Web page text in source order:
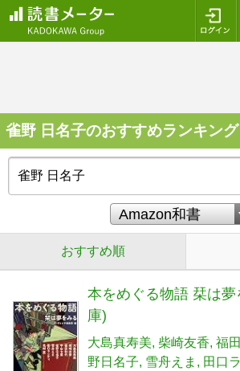
雀野 日名子のおすすめランキング
おすすめ順
本をめぐる物語 栞は
庫)
大島真寿美 柴崎友香 福
野日名子 雪舟えま 田口